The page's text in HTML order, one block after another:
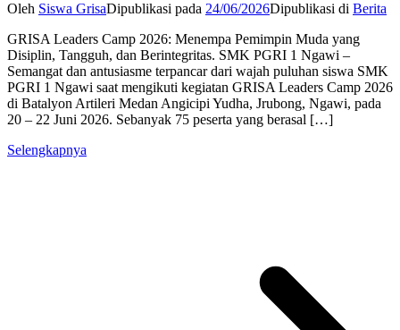
Oleh Siswa GrisaDipublikasi pada 24/06/2026Dipublikasi di Berita
GRISA Leaders Camp 2026: Menempa Pemimpin Muda yang
Disiplin, Tangguh, dan Berintegritas. SMK PGRI 1 Ngawi –
Semangat dan antusiasme terpancar dari wajah puluhan siswa SMK
PGRI 1 Ngawi saat mengikuti kegiatan GRISA Leaders Camp 2026
di Batalyon Artileri Medan Angicipi Yudha, Jrubong, Ngawi, pada
20 – 22 Juni 2026. Sebanyak 75 peserta yang berasal […]
Selengkapnya